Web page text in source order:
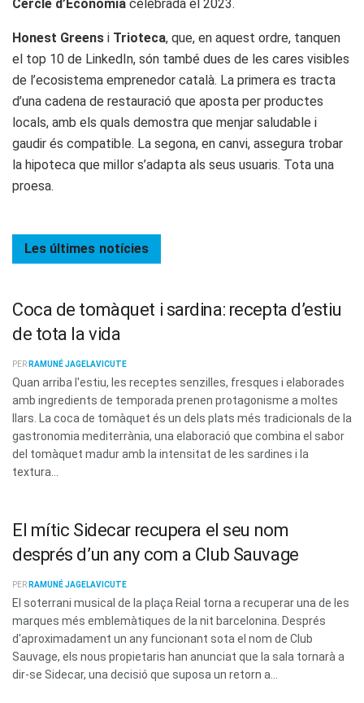
Cercle d’Economia celebrada el 2023.
Honest Greens i Trioteca, que, en aquest ordre, tanquen
el top 10 de LinkedIn, són també dues de les cares visibles
de l’ecosistema emprenedor català. La primera es tracta
d’una cadena de restauració que aposta per productes
locals, amb els quals demostra que menjar saludable i
gaudir és compatible. La segona, en canvi, assegura trobar
la hipoteca que millor s’adapta als seus usuaris. Tota una
proesa.
Les últimes notícies
Coca de tomàquet i sardina: recepta d’estiu
de tota la vida
PER RAMUNÉ JAGELAVICUTE
Quan arriba l'estiu, les receptes senzilles, fresques i elaborades
amb ingredients de temporada prenen protagonisme a moltes
llars. La coca de tomàquet és un dels plats més tradicionals de la
gastronomia mediterrània, una elaboració que combina el sabor
del tomàquet madur amb la intensitat de les sardines i la
textura...
El mític Sidecar recupera el seu nom
després d’un any com a Club Sauvage
PER RAMUNÉ JAGELAVICUTE
El soterrani musical de la plaça Reial torna a recuperar una de les
marques més emblemàtiques de la nit barcelonina. Després
d'aproximadament un any funcionant sota el nom de Club
Sauvage, els nous propietaris han anunciat que la sala tornarà a
dir-se Sidecar, una decisió que suposa un retorn a...